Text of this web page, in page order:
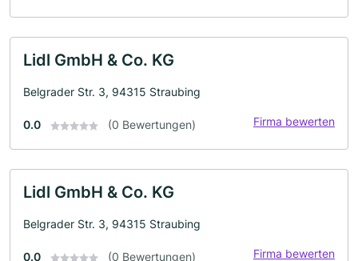
Lidl GmbH & Co. KG
Belgrader Str. 3, 94315 Straubing
0.0 (0 Bewertungen) Firma bewerten
Lidl GmbH & Co. KG
Belgrader Str. 3, 94315 Straubing
0.0 (0 Bewertungen) Firma bewerten